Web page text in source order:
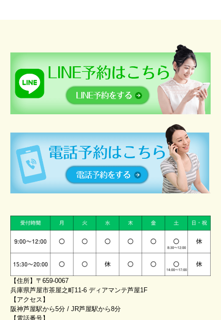
【住所】〒659-0067
兵庫県芦屋市茶屋之町11-6 ディアマンテ芦屋1F
【アクセス】
阪神芦屋駅から5分 / JR芦屋駅から8分
【電話番号】